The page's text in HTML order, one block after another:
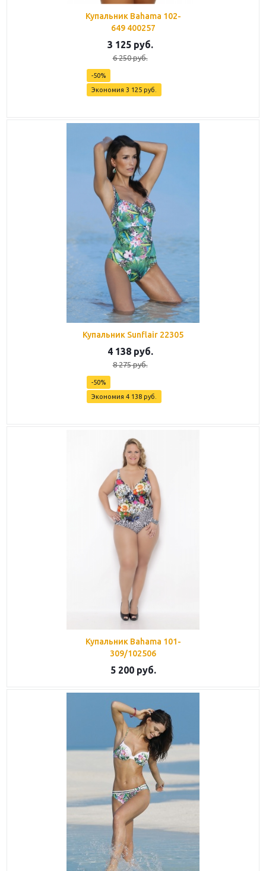
Купальник Bahama 102-
649 400257
3 125руб.
6 250руб.
-50%
Экономия 3 125руб.
Купальник Sunflair 22305
4 138руб.
8 275руб.
-50%
Экономия 4 138руб.
Купальник Bahama 101-
309/102506
5 200руб.